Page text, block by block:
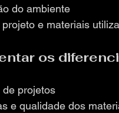
do ambiente
e materiais
os
de projetos
e qualidade dos